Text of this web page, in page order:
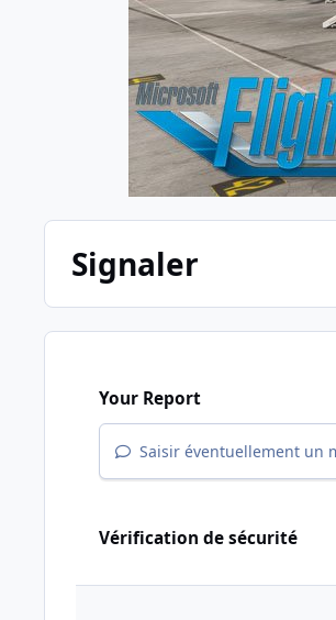
Signaler
Your Report
Saisir éventuellement un
Vérification de sécurité